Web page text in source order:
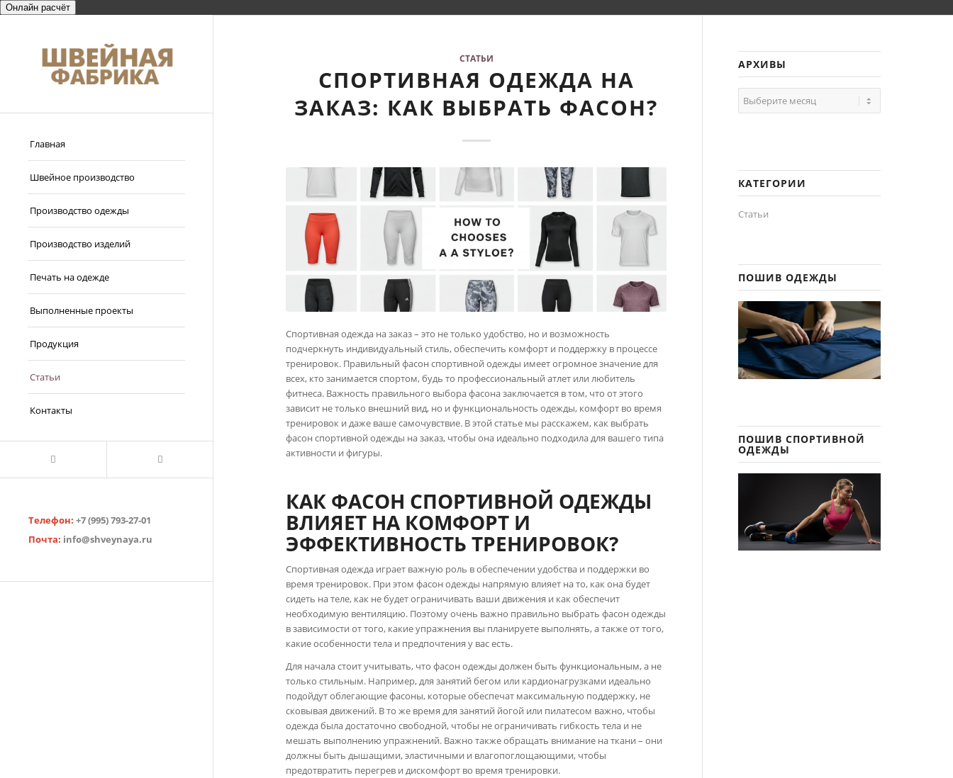
Онлайн расчёт
Главная
Швейное производство
Производство одежды
Производство изделий
Печать на одежде
Выполненные проекты
Продукция
Статьи
Контакты
Телефон: +7 (995) 793-27-01
Почта: info@shveynaya.ru
СТАТЬИ
СПОРТИВНАЯ ОДЕЖДА НА
ЗАКАЗ: КАК ВЫБРАТЬ ФАСОН?
Спортивная одежда на заказ – это не только удобство, но и возможность
подчеркнуть индивидуальный стиль, обеспечить комфорт и поддержку в процессе
тренировок. Правильный фасон спортивной одежды имеет огромное значение для
всех, кто занимается спортом, будь то профессиональный атлет или любитель
фитнеса. Важность правильного выбора фасона заключается в том, что от этого
зависит не только внешний вид, но и функциональность одежды, комфорт во время
тренировок и даже ваше самочувствие. В этой статье мы расскажем, как выбрать
фасон спортивной одежды на заказ, чтобы она идеально подходила для вашего типа
активности и фигуры.
КАК ФАСОН СПОРТИВНОЙ ОДЕЖДЫ
ВЛИЯЕТ НА КОМФОРТ И
ЭФФЕКТИВНОСТЬ ТРЕНИРОВОК?
Спортивная одежда играет важную роль в обеспечении удобства и поддержки во
время тренировок. При этом фасон одежды напрямую влияет на то, как она будет
сидеть на теле, как не будет ограничивать ваши движения и как обеспечит
необходимую вентиляцию. Поэтому очень важно правильно выбрать фасон одежды
в зависимости от того, какие упражнения вы планируете выполнять, а также от того,
какие особенности тела и предпочтения у вас есть.
Для начала стоит учитывать, что фасон одежды должен быть функциональным, а не
только стильным. Например, для занятий бегом или кардионагрузками идеально
подойдут облегающие фасоны, которые обеспечат максимальную поддержку, не
сковывая движений. В то же время для занятий йогой или пилатесом важно, чтобы
одежда была достаточно свободной, чтобы не ограничивать гибкость тела и не
мешать выполнению упражнений. Важно также обращать внимание на ткани – они
должны быть дышащими, эластичными и влагопоглощающими, чтобы
предотвратить перегрев и дискомфорт во время тренировки.
АРХИВЫ
КАТЕГОРИИ
Статьи
ПОШИВ ОДЕЖДЫ
ПОШИВ СПОРТИВНОЙ
ОДЕЖДЫ